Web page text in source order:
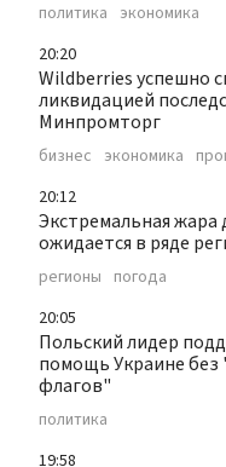
политика экономика
20:20
Wildberries успешно
ликвидацией
Минпромторг
бизнес экономика
20:12
Экстремальная жара
ожидается в ряде
регионы погода
20:05
Польский лидер
помощь Украине без
флагов"
политика
19:58